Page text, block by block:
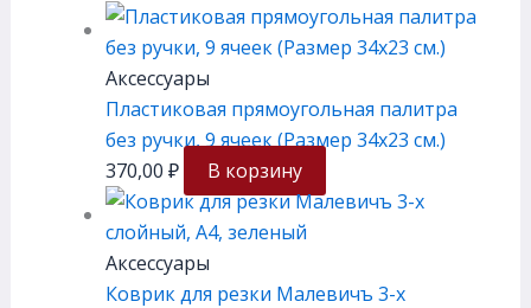
Аксессуары
Пластиковая прямоугольная палитра
без ручки, 9 ячеек (Размер 34х23 см.)
370,00 ₽ В корзину
Аксессуары
Коврик для резки Малевичъ 3-х